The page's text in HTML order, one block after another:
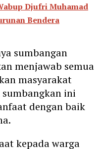
Djufri Muhamad
Bendera
sumbangan
menjawab semua
masyarakat
ini
dengan baik
kepada warga